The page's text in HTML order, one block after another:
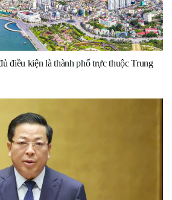
điều kiện là thành phố trực thuộc Trung